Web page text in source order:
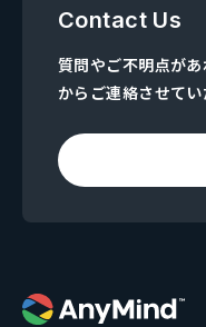
Contact Us
質問やご不明点が
からご連絡させてい